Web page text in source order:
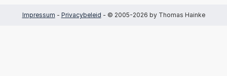
Impressum - Privacybeleid - © 2005-2026 by Thomas Hainke